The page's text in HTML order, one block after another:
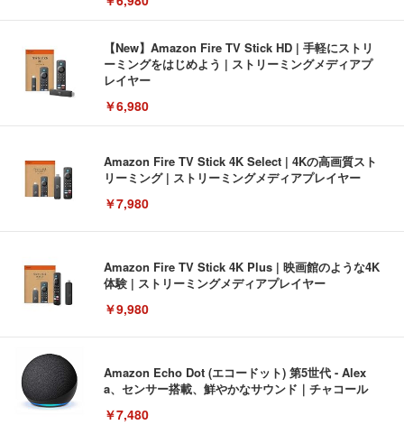
【New】Amazon Fire TV Stick HD | 手軽にストリ
ーミングをはじめよう | ストリーミングメディアプ
レイヤー
￥6,980
Amazon Fire TV Stick 4K Select | 4Kの高画質スト
リーミング | ストリーミングメディアプレイヤー
￥7,980
Amazon Fire TV Stick 4K Plus | 映画館のような4K
体験 | ストリーミングメディアプレイヤー
￥9,980
Amazon Echo Dot (エコードット) 第5世代 - Alex
a、センサー搭載、鮮やかなサウンド｜チャコール
￥7,480